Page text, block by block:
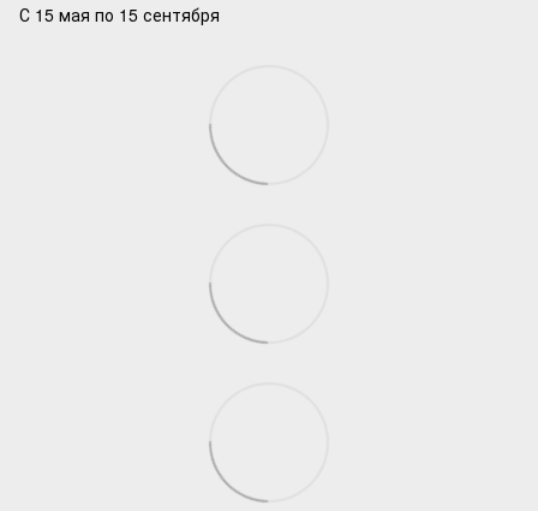
С 15 мая по 15 сентября